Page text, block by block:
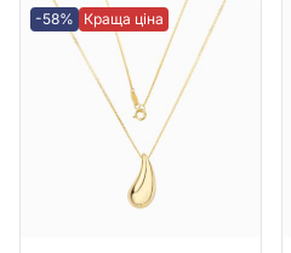
-58% Краща ціна